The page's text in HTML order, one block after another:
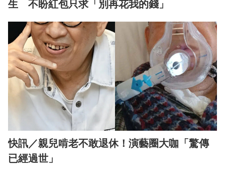
生 不盼紅包只求「別再花我的錢」
快訊／親兒啃老不敢退休！演藝圈大咖「驚傳
已經過世」